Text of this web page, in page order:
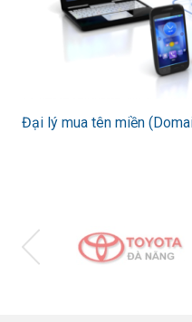
Đại lý mua tên miền